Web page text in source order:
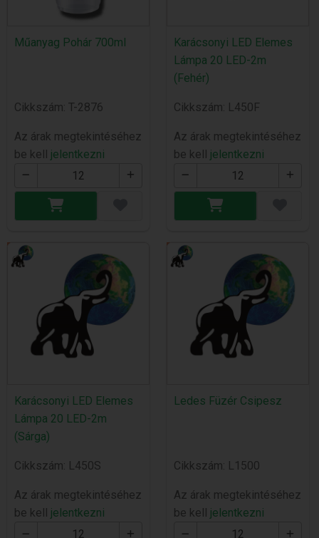
Műanyag Pohár 700ml
Cikkszám: T-2876
Az árak megtekintéséhez
be kell jelentkezni
Karácsonyi LED Elemes
Lámpa 20 LED-2m
(Fehér)
Cikkszám: L450F
Az árak megtekintéséhez
be kell jelentkezni
Karácsonyi LED Elemes
Lámpa 20 LED-2m
(Sárga)
Cikkszám: L450S
Az árak megtekintéséhez
be kell jelentkezni
Ledes Füzér Csipesz
Cikkszám: L1500
Az árak megtekintéséhez
be kell jelentkezni